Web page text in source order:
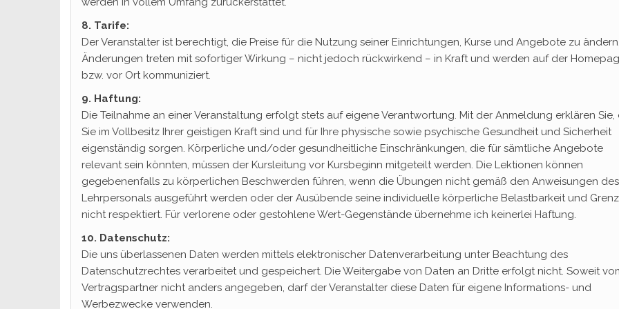
8. Tarife:
Der Veranstalter ist berechtigt, die Preise für die Nutzung seiner Einrichtungen, Kurse und Angebote zu ändern.
Änderungen treten mit sofortiger Wirkung – nicht jedoch rückwirkend – in Kraft und werden auf der
bzw. vor Ort kommuniziert.
9. Haftung:
Die Teilnahme an einer Veranstaltung erfolgt stets auf eigene Verantwortung. Mit der Anmeldung erklären Sie,
Sie im Vollbesitz Ihrer geistigen Kraft sind und für Ihre physische sowie psychische Gesundheit und Sicherheit
eigenständig sorgen. Körperliche und/oder gesundheitliche Einschränkungen, die für sämtliche Angebote
relevant sein könnten, müssen der Kursleitung vor Kursbeginn mitgeteilt werden. Die Lektionen können
gegebenenfalls zu körperlichen Beschwerden führen, wenn die Übungen nicht gemäß den Anweisungen des
Lehrpersonals ausgeführt werden oder der Ausübende seine individuelle körperliche Belastbarkeit und
nicht respektiert. Für verlorene oder gestohlene Wert-Gegenstände übernehme ich keinerlei Haftung.
10. Datenschutz:
Die uns überlassenen Daten werden mittels elektronischer Datenverarbeitung unter Beachtung des
Datenschutzrechtes verarbeitet und gespeichert. Die Weitergabe von Daten an Dritte erfolgt nicht. Soweit
Vertragspartner nicht anders angegeben, darf der Veranstalter diese Daten für eigene Informations- und
Werbezwecke verwenden.